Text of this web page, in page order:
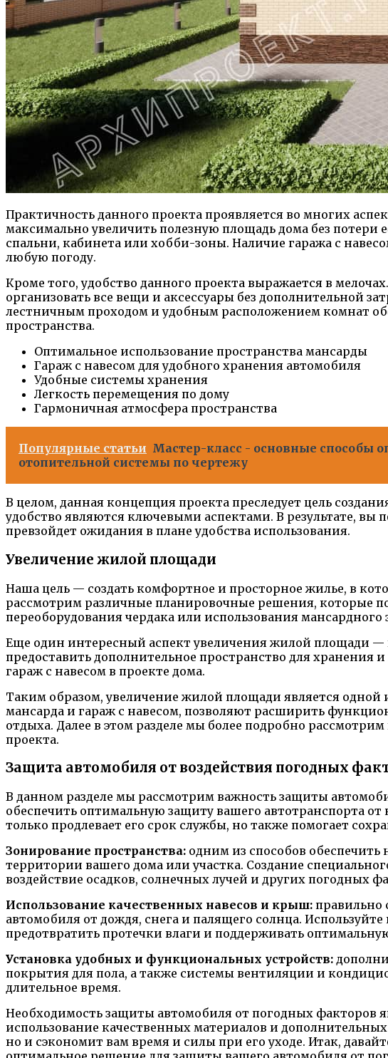
Практичность данного проекта проявляется во многих
максимально увеличить полезную площадь дома без потери
спальни, кабинета или хобби-зоны. Наличие гаража с
любую погоду.
Кроме того, удобство данного проекта выражается в
организовать все вещи и аксессуары без дополнительной
лестничным проходом и удобным расположением комнат
пространства.
Оптимальное использование пространства мансарды
Гараж с навесом для удобного хранения автомобиля
Удобные системы хранения
Легкость перемещения по дому
Гармоничная атмосфера пространства
Популярные статьи Мастер-класс - основные способы
отопительной системы по чертежу
В целом, данная концепция проекта преследует цель
удобство являются ключевыми аспектами. В результате,
превзойдет ожидания в плане удобства использования.
Увеличение жилой площади
Наша цель — создать комфортное и просторное жилье, в
рассмотрим различные планировочные решения, которые
переоборудования чердака или использования
Еще один интересный аспект увеличения жилой площади —
предоставить дополнительное пространство для
гараж с навесом в проекте дома.
Таким образом, увеличение жилой площади является одной
мансарда и гараж с навесом, позволяют расширить
отдыха. Далее в этом разделе мы более подробно
проекта.
Защита автомобиля от воздействия погодных
В данном разделе мы рассмотрим важность защиты
обеспечить оптимальную защиту вашего автотранспорта
только продлевает его срок службы, но также помогает
Зонирование пространства: одним из способов
территории вашего дома или участка. Создание
воздействие осадков, солнечных лучей и других погодных
Использование качественных навесов и крыш: правильно
автомобиля от дождя, снега и палящего солнца.
предотвратить протечки влаги и поддерживать
Установка удобных и функциональных устройств:
покрытия для пола, а также системы вентиляции и
длительное время.
Необходимость защиты автомобиля от погодных факторов
использование качественных материалов и
но и сэкономит вам время и силы при его уходе. Итак,